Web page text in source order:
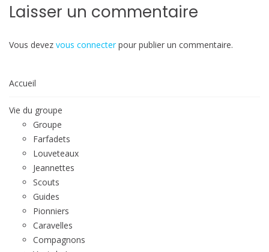
Laisser un commentaire
Vous devez vous connecterpour publier un commentaire.
Accueil
Vie du groupe
Groupe
Farfadets
Louveteaux
Jeannettes
Scouts
Guides
Pionniers
Caravelles
Compagnons